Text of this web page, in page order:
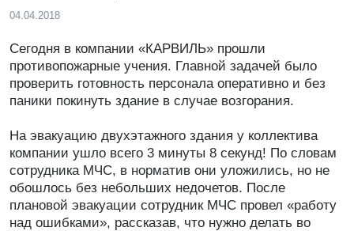
04.04.2018
Сегодня в компании «КАРВИЛЬ» прошли
противопожарные учения. Главной задачей было
проверить готовность персонала оперативно и без
паники покинуть здание в случае возгорания.
На эвакуацию двухэтажного здания у коллектива
компании ушло всего 3 минуты 8 секунд! По словам
сотрудника МЧС, в норматив они уложились, но не
обошлось без небольших недочетов. После
плановой эвакуации сотрудник МЧС провел «работу
над ошибками», рассказав, что нужно делать во